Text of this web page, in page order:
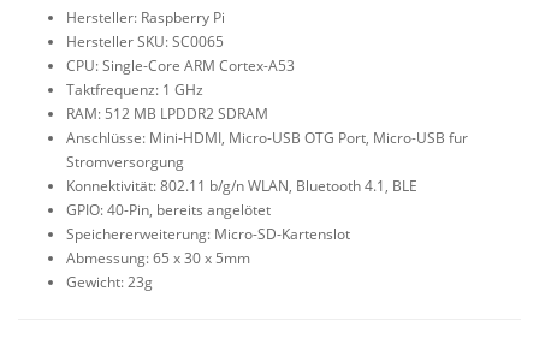
Hersteller: Raspberry Pi
Hersteller SKU: SC0065
CPU: Single-Core ARM Cortex-A53
Taktfrequenz: 1 GHz
RAM: 512 MB LPDDR2 SDRAM
Anschlüsse: Mini-HDMI, Micro-USB OTG Port, Micro-USB fur
Stromversorgung
Konnektivität: 802.11 b/g/n WLAN, Bluetooth 4.1, BLE
GPIO: 40-Pin, bereits angelötet
Speichererweiterung: Micro-SD-Kartenslot
Abmessung: 65 x 30 x 5mm
Gewicht: 23g